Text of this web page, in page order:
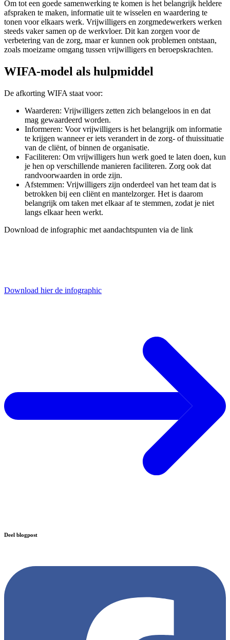
Om tot een goede samenwerking te komen is het belangrijk heldere
afspraken te maken, informatie uit te wisselen en waardering te
tonen voor elkaars werk. Vrijwilligers en zorgmedewerkers werken
steeds vaker samen op de werkvloer. Dit kan zorgen voor de
verbetering van de zorg, maar er kunnen ook problemen ontstaan,
zoals moeizame omgang tussen vrijwilligers en beroepskrachten.
WIFA-model als hulpmiddel
De afkorting WIFA staat voor:
Waarderen: Vrijwilligers zetten zich belangeloos in en dat
mag gewaardeerd worden.
Informeren: Voor vrijwilligers is het belangrijk om informatie
te krijgen wanneer er iets verandert in de zorg- of thuissituatie
van de cliënt, of binnen de organisatie.
Faciliteren: Om vrijwilligers hun werk goed te laten doen, kun
je hen op verschillende manieren faciliteren. Zorg ook dat
randvoorwaarden in orde zijn.
Afstemmen: Vrijwilligers zijn onderdeel van het team dat is
betrokken bij een cliënt en mantelzorger. Het is daarom
belangrijk om taken met elkaar af te stemmen, zodat je niet
langs elkaar heen werkt.
Download de infographic met aandachtspunten via de link
Download hier de infographic
Deel blogpost